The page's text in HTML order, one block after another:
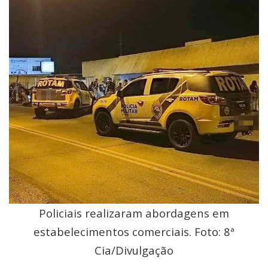
Policiais realizaram abordagens em
estabelecimentos comerciais. Foto: 8ª
Cia/Divulgação